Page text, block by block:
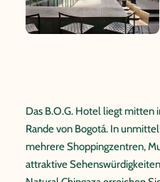
Das B.O.G. Hotel liegt mitten
Rande von Bogotá. In
mehrere Shoppingzentren,
attraktive